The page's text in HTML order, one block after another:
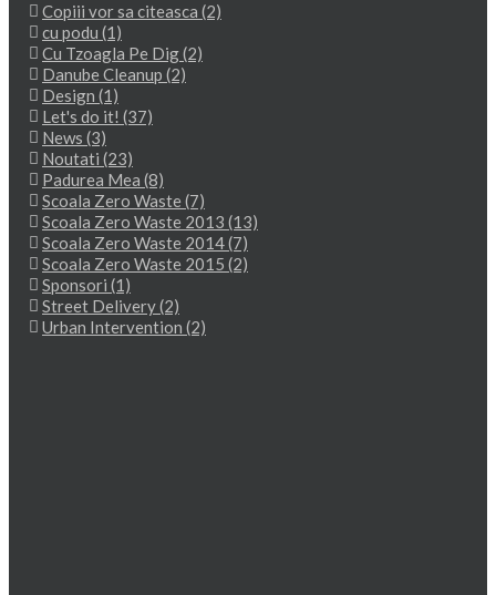
Copiii vor sa citeasca (2)
cu podu (1)
Cu Tzoagla Pe Dig (2)
Danube Cleanup (2)
Design (1)
Let's do it! (37)
News (3)
Noutati (23)
Padurea Mea (8)
Scoala Zero Waste (7)
Scoala Zero Waste 2013 (13)
Scoala Zero Waste 2014 (7)
Scoala Zero Waste 2015 (2)
Sponsori (1)
Street Delivery (2)
Urban Intervention (2)